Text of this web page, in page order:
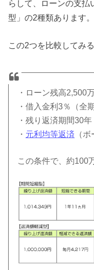
らして、ローンの支払
型」の2種類あります。
この2つを比較してみ
・ローン残高2,500
・借入金利3％（全
・残り返済期間30年
・ 元利均等返済 （
この条件で、約100